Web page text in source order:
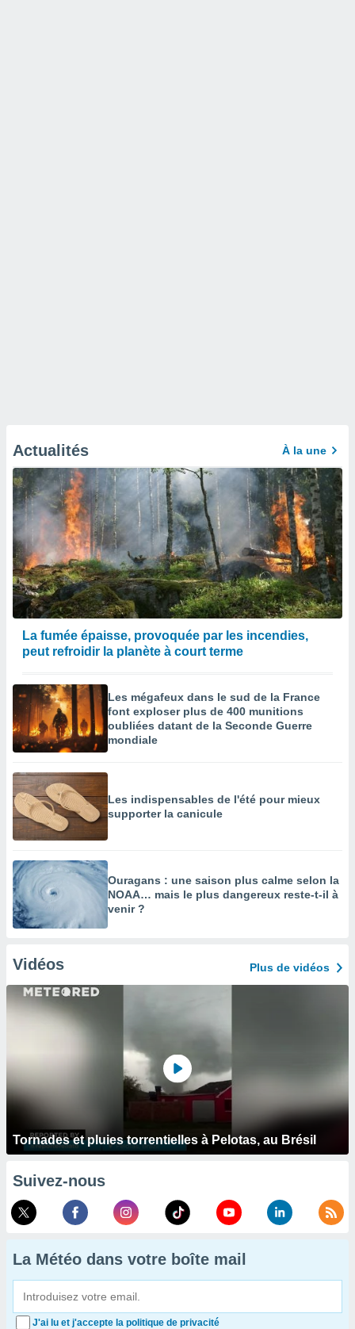
Actualités À la une
La fumée épaisse, provoquée par les incendies,
peut refroidir la planète à court terme
Les mégafeux dans le sud de la France
font exploser plus de 400 munitions
oubliées datant de la Seconde Guerre
mondiale
Les indispensables de l'été pour mieux
supporter la canicule
Ouragans : une saison plus calme selon la
NOAA… mais le plus dangereux reste-t-il à
venir ?
Vidéos Plus de vidéos
Tornades et pluies torrentielles à Pelotas, au Brésil
Suivez-nous
La Météo dans votre boîte mail
J'ai lu et j'accepte la politique de privacité